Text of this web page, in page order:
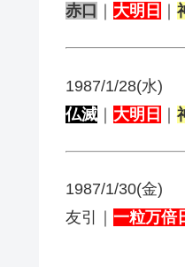
赤口
大明日
1987/1/28(水)
仏滅 ｜ 大明日 ｜
1987/1/30(金)
友引｜ 一粒万倍